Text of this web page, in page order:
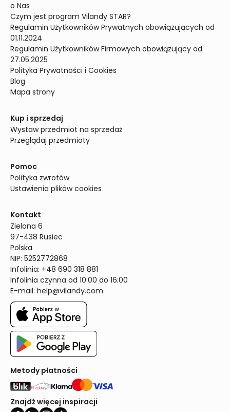
o Nas
Czym jest program Vilandy STAR?
Regulamin Użytkowników Prywatnych obowiązujących od
01.11.2024
Regulamin Użytkowników Firmowych obowiązujący od
27.05.2025
Polityka Prywatności i Cookies
Blog
Mapa strony
Kup i sprzedaj
Wystaw przedmiot na sprzedaż
Przeglądaj przedmioty
Pomoc
Polityka zwrotów
Ustawienia plików cookies
Kontakt
Zielona 6
97-438 Rusiec
Polska
NIP: 5252772868
Infolinia: +48 690 318 881
Infolinia czynna od 10:00 do 16:00
E-mail: help@vilandy.com
Metody płatności
Znajdź więcej inspiracji